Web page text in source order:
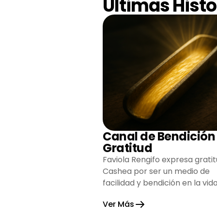
Últimas
Canal de
Gratitud
Faviola Rengifo expresa
Cashea por ser un medio de
facilidad y bendición en la
esperanza.
Ver Más